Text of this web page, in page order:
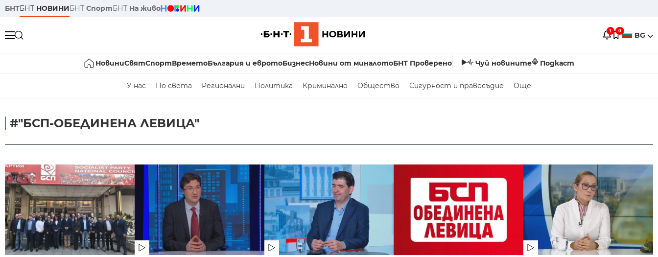
БНТБНТ НОВИНИБНТ СпортБНТ На живо
1 0 BG
НовиниСвятСпортВреметоБългария и евротоБизнесНовини от миналотоБНТ Проверено Чуй новините Подкаст
У нас По света Регионални Политика Криминално Общество Сигурност и правосъдие Още
#"БСП-ОБЕДИНЕНА ЛЕВИЦА"